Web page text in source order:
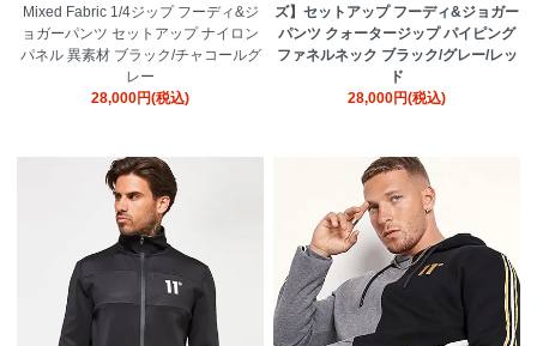
Mixed Fabric 1/4ジップ フーディ&ジ
ョガーパンツ セットアップ ナイロン
パネル 異素材 ブラック/チャコールグ
レー
28,000円(税込)
ズ】セットアップ フーディ&ジョガー
パンツ クォータージップ パイピング
ファネルネック ブラック/グレー/レッ
ド
28,000円(税込)